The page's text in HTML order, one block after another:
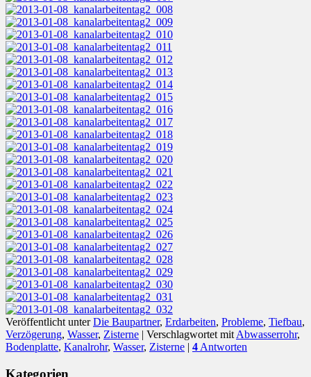
Veröffentlicht unter Die Baupartner, Erdarbeiten, Probleme, Tiefbau,
Verzögerung, Wasser, Zisterne | Verschlagwortet mit Abwasserrohr,
Bodenplatte, Kanalrohr, Wasser, Zisterne | 4 Antworten
Kategorien